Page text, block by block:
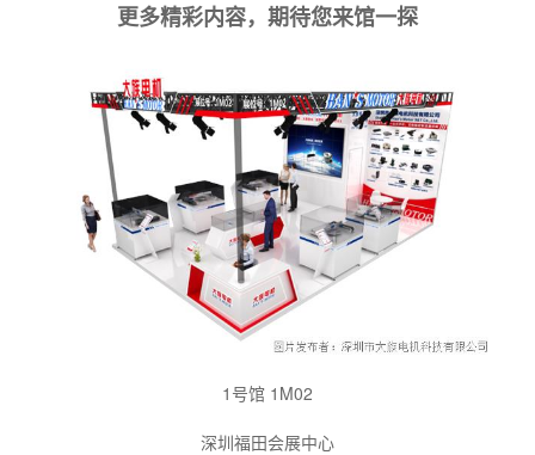
更多精彩内容，期待您来馆一探
1号馆 1M02
深圳福田会展中心